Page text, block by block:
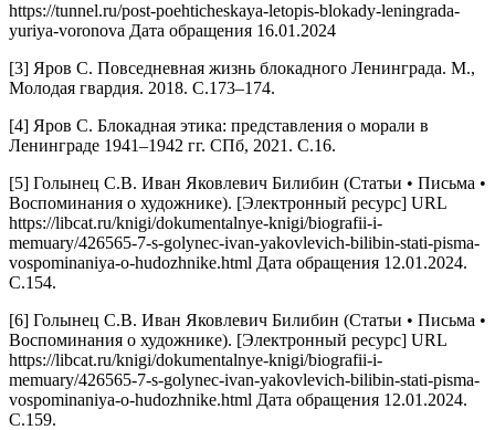
https://tunnel.ru/post-poehticheskaya-letopis-blokady-leningrada-
yuriya-voronova Дата обращения 16.01.2024
[3] Яров С. Повседневная жизнь блокадного Ленинграда. М.,
Молодая гвардия. 2018. С.173–174.
[4] Яров С. Блокадная этика: представления о морали в
Ленинграде 1941–1942 гг. СПб, 2021. С.16.
[5] Голынец C.В. Иван Яковлевич Билибин (Статьи • Письма •
Воспоминания о художнике). [Электронный ресурс] URL
https://libcat.ru/knigi/dokumentalnye-knigi/biografii-i-
memuary/426565-7-s-golynec-ivan-yakovlevich-bilibin-stati-pisma-
vospominaniya-o-hudozhnike.html Дата обращения 12.01.2024.
С.154.
[6] Голынец C.В. Иван Яковлевич Билибин (Статьи • Письма •
Воспоминания о художнике). [Электронный ресурс] URL
https://libcat.ru/knigi/dokumentalnye-knigi/biografii-i-
memuary/426565-7-s-golynec-ivan-yakovlevich-bilibin-stati-pisma-
vospominaniya-o-hudozhnike.html Дата обращения 12.01.2024.
С.159.